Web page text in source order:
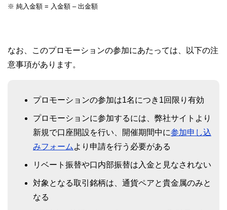
※ 純入金額 = 入金額 – 出金額
なお、このプロモーションの参加にあたっては、以下の注
意事項があります。
プロモーションの参加は1名につき1回限り有効
プロモーションに参加するには、弊社サイトより
新規で口座開設を行い、開催期間中に参加申し込
みフォーム より申請を行う必要がある
リベート振替や口内部振替は入金と見なされない
対象となる取引銘柄は、通貨ペアと貴金属のみと
なる